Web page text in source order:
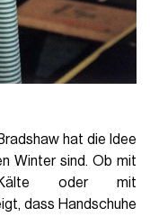
hat die Idee
Winter sind. Ob mit
Kälte oder mit
dass Handschuhe